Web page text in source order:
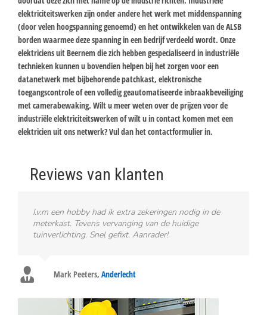
elektriciteitswerken zijn onder andere het werk met middenspanning
(door velen hoogspanning genoemd) en het ontwikkelen van de ALSB
borden waarmee deze spanning in een bedrijf verdeeld wordt. Onze
elektriciens uit Beernem die zich hebben gespecialiseerd in industriële
technieken kunnen u bovendien helpen bij het zorgen voor een
datanetwerk met bijbehorende patchkast, elektronische
toegangscontrole of een volledig geautomatiseerde inbraakbeveiliging
met camerabewaking. Wilt u meer weten over de prijzen voor de
industriële elektriciteitswerken of wilt u in contact komen met een
elektricien uit ons netwerk? Vul dan het contactformulier in.
Reviews van klanten
I.v.m een hobby had ik extra zekeringen nodig in de
meterkast. Tevens vervanging van de huidige
tuinverlichting. Snel gefixt. Aanrader!
Mark Peeters, Anderlecht